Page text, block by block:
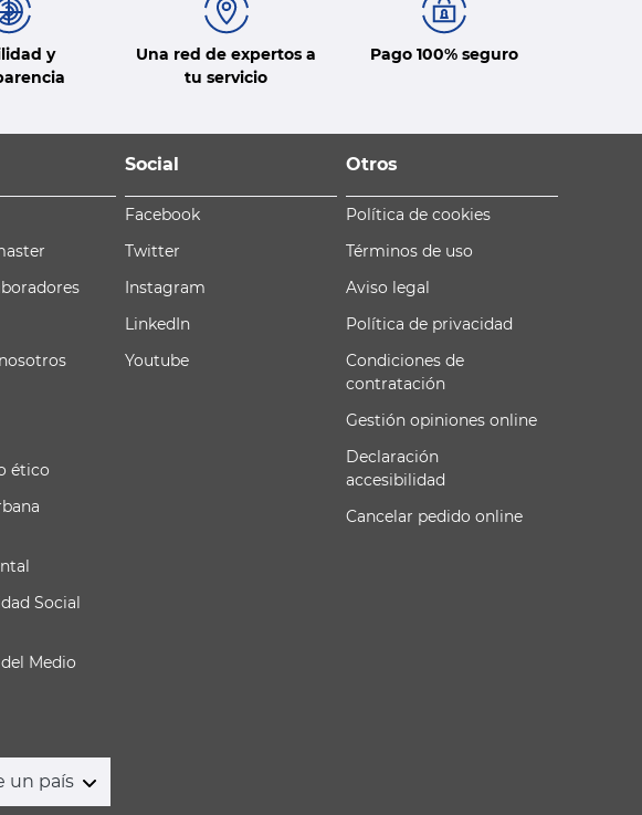
y
Una red de expertos a
tu servicio
Pago 100% seguro
ético
Social
Medio
Social
Facebook
Twitter
Instagram
LinkedIn
Youtube
Otros
Política de cookies
Términos de uso
Aviso legal
Política de privacidad
Condiciones de
contratación
Gestión opiniones online
Declaración
accesibilidad
Cancelar pedido online
un país